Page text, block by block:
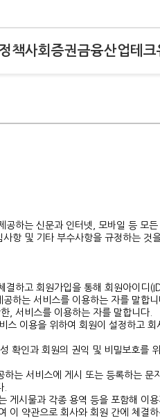
정책사회 증권금융산업테크
공하는 신문과 인터넷, 모바일 등 모
항 및 기타 부수사항을 규정하는 것
하고 회원가입을 통해 회원아이디
하는 서비스를 이용하는 자를 말합니
, 서비스를 이용하는 자를 말합니다.
이용을 위하여 회원이 설정하고
확인과 회원의 권익 및 비밀보호를
는 서비스에 게시 또는 등록하는 문
.
게시물과 각종 용역 등을 포함해 이
이 약관으로 회사와 회원 간에 체결하